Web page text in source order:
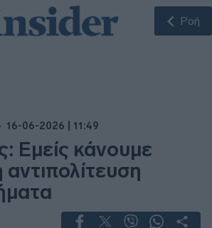
Ροή
16-06-2026 | 11:49
Εμείς κάνουμε
αντιπολίτευση